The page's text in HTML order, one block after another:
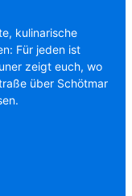
kulinarische
Für jeden ist
zeigt euch, wo
über Schötmar